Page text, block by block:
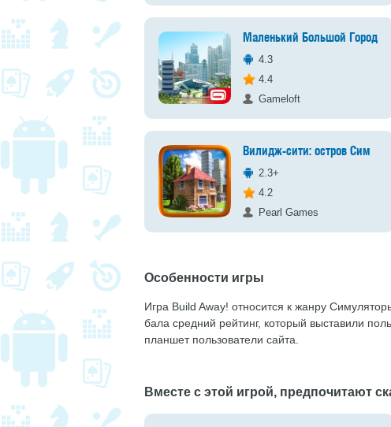
Маленький Большой Город 2
4.3
4.4
Gameloft
Вилидж-сити: остров Сим
2.3+
4.2
Pearl Games
Особенности игры
Игра Build Away! относится к жанру
бала средний рейтинг, который выставили
планшет пользователи сайта.
Вместе с этой игрой, предпочитают